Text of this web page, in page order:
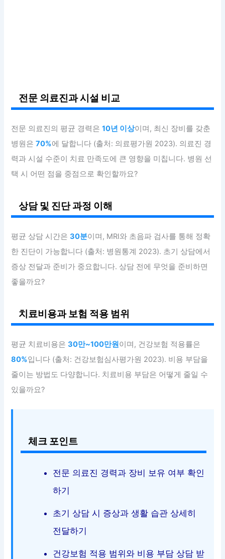
전문 의료진과 시설 비교
전문 의료진의 평균 경력은10년 이상이며, 최신 장비를 갖춘
병원은70%에 달합니다 (출처: 의료평가원 2023). 의료진 경
력과 시설 수준이 치료 만족도에 큰 영향을 미칩니다. 병원 선
택 시 어떤 점을 중점으로 확인할까요?
상담 및 진단 과정 이해
평균 상담 시간은30분이며, MRI와 초음파 검사를 통해 정확
한 진단이 가능합니다 (출처: 병원통계 2023). 초기 상담에서
증상 전달과 준비가 중요합니다. 상담 전에 무엇을 준비하면
좋을까요?
치료비용과 보험 적용 범위
평균 치료비용은30만~100만원이며, 건강보험 적용률은
80%입니다 (출처: 건강보험심사평가원 2023). 비용 부담을
줄이는 방법도 다양합니다. 치료비용 부담은 어떻게 줄일 수
있을까요?
체크 포인트
전문 의료진 경력과 장비 보유 여부 확인
하기
초기 상담 시 증상과 생활 습관 상세히
전달하기
건강보험 적용 범위와 비용 부담 상담 받